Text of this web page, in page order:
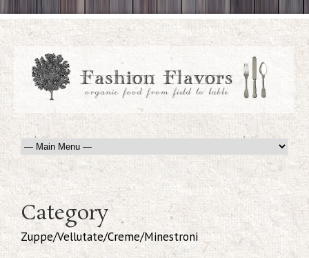
Category
Zuppe/Vellutate/Creme/Minestroni